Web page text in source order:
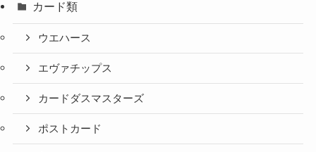
カード類
ウエハース
エヴァチップス
カードダスマスターズ
ポストカード